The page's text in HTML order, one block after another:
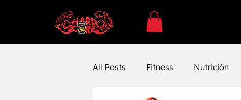
All Posts Fitness Nutrición